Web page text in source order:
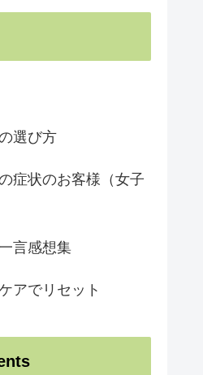
選び方
症状のお客様（女子
言感想集
アでリセット